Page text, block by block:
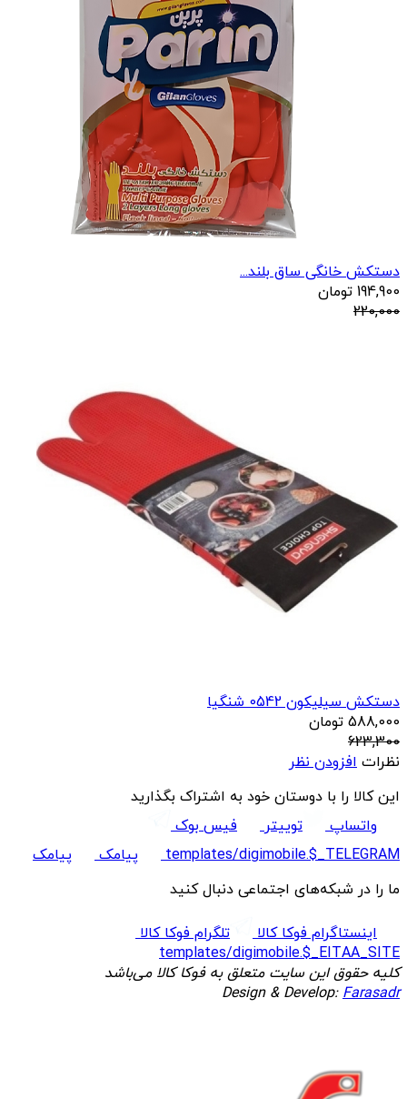
دستکش خانگی ساق بلند...
194,900 تومان
220,000
دستکش سیلیکون 0542 شنگیا
588,000 تومان
623,300
نظرات افزودن نظر
این کالا را با دوستان خود به اشتراک بگذارید
واتساپ
توییتر
فیس بوک
templates/digimobile.$_TELEGRAM
پیامک
پیامک
ما را در شبکه‌های اجتماعی دنبال کنید
اینستاگرام فوکا کالا
تلگرام فوکا کالا
templates/digimobile.$_EITAA_SITE
کلیه حقوق این سایت متعلق به فوکا کالا می‌باشد
Design & Develop:Farasadr